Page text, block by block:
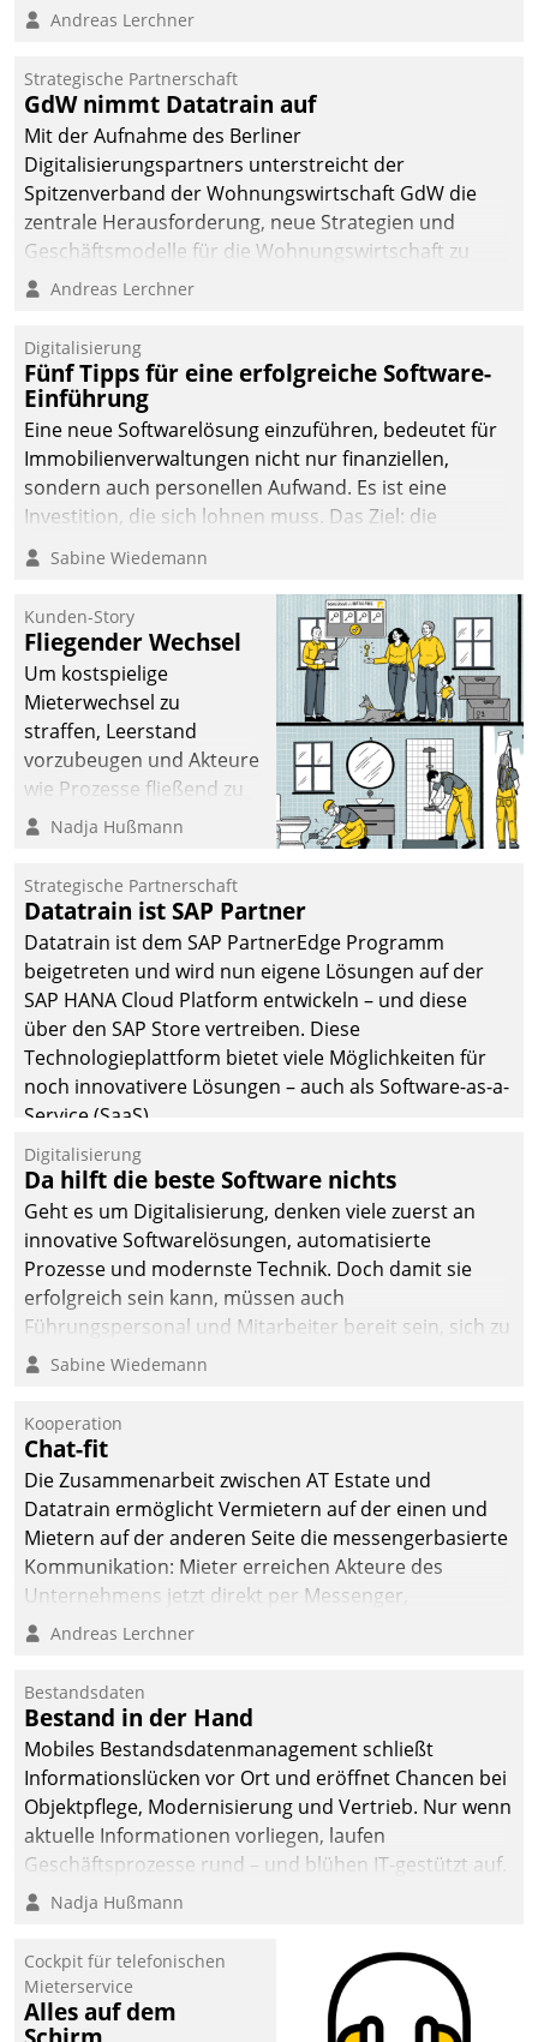
Anwendungsfall für Datatrains Lösung API-Hub mit
Unternehmen.
Andreas Lerchner
Strategische Partnerschaft
GdW nimmt Datatrain auf
Mit der Aufnahme des Berliner
Digitalisierungspartners unterstreicht der
Spitzenverband der Wohnungswirtschaft GdW die
zentrale Herausforderung, neue Strategien und
Geschäftsmodelle für die Wohnungswirtschaft zu
entwickeln.
Andreas Lerchner
Digitalisierung
Fünf Tipps für eine erfolgreiche Software-
Einführung
Eine neue Softwarelösung einzuführen, bedeutet für
Immobilienverwaltungen nicht nur finanziellen,
sondern auch personellen Aufwand. Es ist eine
Investition, die sich lohnen muss. Das Ziel: die
nachhaltige Optimierung der Geschäftsabläufe. Damit
dieses Ziel erreicht wird, sollten einige Grundregeln
Sabine Wiedemann
Kunden-Story
Fliegender Wechsel
Um kostspielige
Mieterwechsel zu
straffen, Leerstand
vorzubeugen und Akteure
wie Prozesse fließend zu
vernetzen, nutzt die
Jahresbeginn eine
Überblick, Einsicht und
Eingriff bietende Lösung.
Zur Entwicklung setzte
man auf
Cloudtechnologie,
bewährte und Startup-
Partner sowie erstmals
agile Projektmethoden.
Nadja Hußmann
Strategische Partnerschaft
Datatrain ist SAP Partner
Datatrain ist dem SAP PartnerEdge Programm
beigetreten und wird nun eigene Lösungen auf der
SAP HANA Cloud Platform entwickeln – und diese
über den SAP Store vertreiben. Diese
Technologieplattform bietet viele Möglichkeiten für
noch innovativere Lösungen – auch als Software-as-a-
Service (SaaS).
Digitalisierung
Da hilft die beste Software nichts
Geht es um Digitalisierung, denken viele zuerst an
innovative Softwarelösungen, automatisierte
Prozesse und modernste Technik. Doch damit sie
erfolgreich sein kann, müssen auch
Führungspersonal und Mitarbeiter bereit sein, sich zu
verändern und anzupassen, sonst werden sie an ihr
Sabine Wiedemann
Kooperation
Chat-fit
Die Zusammenarbeit zwischen AT Estate und
Datatrain ermöglicht Vermietern auf der einen und
Mietern auf der anderen Seite die messengerbasierte
Kommunikation: Mieter erreichen Akteure des
Unternehmens jetzt direkt per Messenger,
Mitarbeiter oder Dienstleister empfangen oder
Andreas Lerchner
Bestandsdaten
Bestand in der Hand
Mobiles Bestandsdatenmanagement schließt
Informationslücken vor Ort und eröffnet Chancen bei
Objektpflege, Modernisierung und Vertrieb. Nur wenn
aktuelle Informationen vorliegen, laufen
Geschäftsprozesse rund – und blühen IT-gestützt auf.
Nadja Hußmann
Cockpit für telefonischen
Mieterservice
Alles auf dem